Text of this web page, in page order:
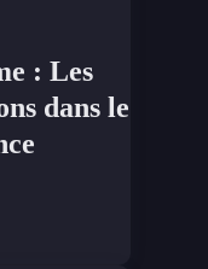
: Les
dans le